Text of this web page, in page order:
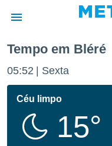
da
foi
fornecidas
Tempo em Bléré
05:52 Sexta
Céu limpo
15°